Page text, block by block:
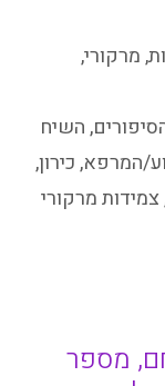
,מרקורי,
,השיח
המרפא,כירון,
צמידות מרקורי
מספר